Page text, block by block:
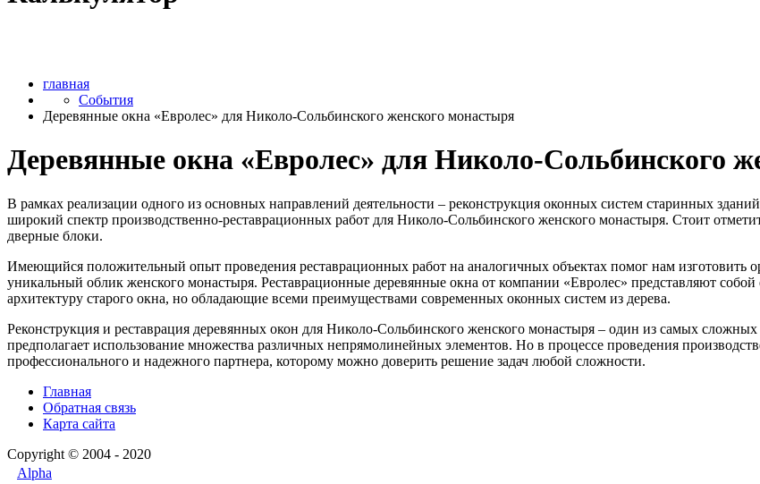
главная
События
Деревянные окна «Евролес» для Николо-Сольбинского женского монастыря
Деревянные окна «Евролес» для Николо-Сольбинского
В рамках реализации одного из основных направлений деятельности – реконструкция оконных систем старинных
широкий спектр производственно-реставрационных работ для Николо-Сольбинского женского монастыря. Стоит
дверные блоки.
Имеющийся положительный опыт проведения реставрационных работ на аналогичных объектах помог нам изготовить
уникальный облик женского монастыря. Реставрационные деревянные окна от компании «Евролес» представляют
архитектуру старого окна, но обладающие всеми преимуществами современных оконных систем из дерева.
Реконструкция и реставрация деревянных окон для Николо-Сольбинского женского монастыря – один из самых
предполагает использование множества различных непрямолинейных элементов. Но в процессе проведения
профессионального и надежного партнера, которому можно доверить решение задач любой сложности.
Главная
Обратная связь
Карта сайта
Copyright © 2004 - 2020
Alpha